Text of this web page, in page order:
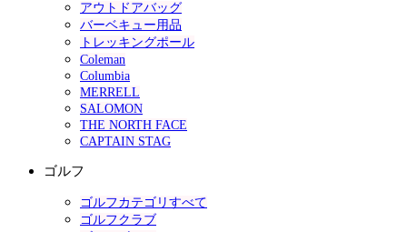
アウトドアバッグ
バーベキュー用品
トレッキングポール
Coleman
Columbia
MERRELL
SALOMON
THE NORTH FACE
CAPTAIN STAG
ゴルフ
ゴルフカテゴリすべて
ゴルフクラブ